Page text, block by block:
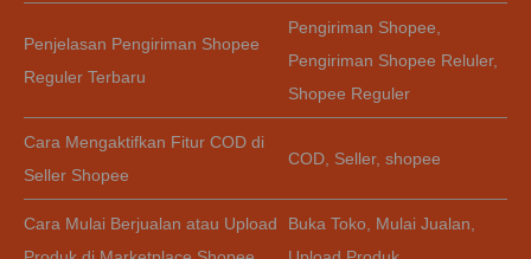
Penjelasan Pengiriman Shopee
Reguler Terbaru
Pengiriman Shopee,
Pengiriman Shopee Reluler,
Shopee Reguler
Cara Mengaktifkan Fitur COD di
Seller Shopee
COD, Seller, shopee
Cara Mulai Berjualan atau Upload
Buka Toko, Mulai Jualan,